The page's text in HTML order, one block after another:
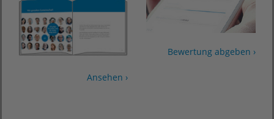
Ansehen ›
Bewertung abgeben ›